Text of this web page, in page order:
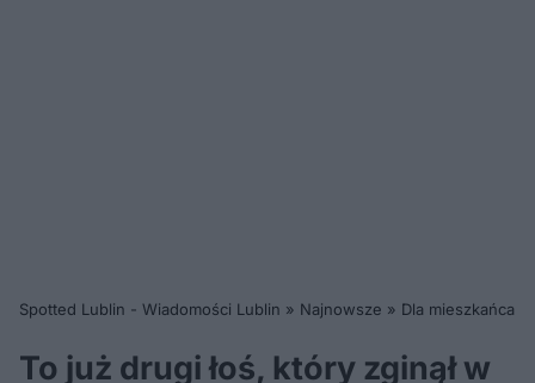
Spotted Lublin - Wiadomości Lublin » Najnowsze » Dla mieszkańca
To już drugi łoś, który zginął w